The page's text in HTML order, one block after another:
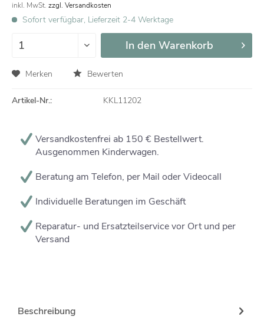
inkl. MwSt. zzgl. Versandkosten
Sofort verfügbar, Lieferzeit 2-4 Werktage
In den Warenkorb
Merken Bewerten
Artikel-Nr.: KKL11202
Versandkostenfrei ab 150 € Bestellwert.
Ausgenommen Kinderwagen.
Beratung am Telefon, per Mail oder Videocall
Individuelle Beratungen im Geschäft
Reparatur- und Ersatzteilservice vor Ort und per
Versand
Beschreibung